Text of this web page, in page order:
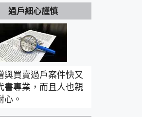
過戶細心謹慎
與買賣過戶案件快又
書專業，而且人也親
心。